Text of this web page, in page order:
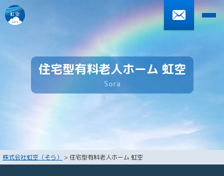
0270-61-5573
受付時間 9:00～18:00 土日を除く
HOME
デイサービスセンター 遊馬
会社案内
住宅型有料老人ホーム 虹空
Sora
株式会社虹空（そら） > 住宅型有料老人ホーム 虹空